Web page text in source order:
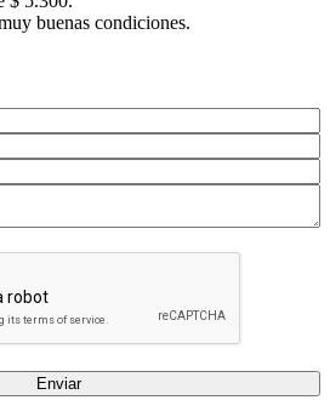
buenas condiciones.
Enviar